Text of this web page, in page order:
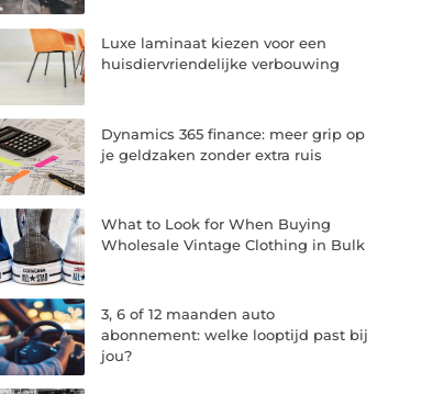
Luxe laminaat kiezen voor een
huisdiervriendelijke verbouwing
Dynamics 365 finance: meer grip op
je geldzaken zonder extra ruis
What to Look for When Buying
Wholesale Vintage Clothing in Bulk
3, 6 of 12 maanden auto
abonnement: welke looptijd past bij
jou?